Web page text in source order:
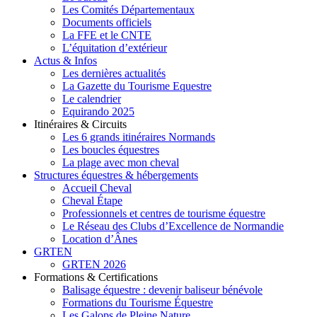
Les Comités Départementaux
Documents officiels
La FFE et le CNTE
L’équitation d’extérieur
Actus & Infos
Les dernières actualités
La Gazette du Tourisme Equestre
Le calendrier
Equirando 2025
Itinéraires & Circuits
Les 6 grands itinéraires Normands
Les boucles équestres
La plage avec mon cheval
Structures équestres & hébergements
Accueil Cheval
Cheval Étape
Professionnels et centres de tourisme équestre
Le Réseau des Clubs d’Excellence de Normandie
Location d’Ânes
GRTEN
GRTEN 2026
Formations & Certifications
Balisage équestre : devenir baliseur bénévole
Formations du Tourisme Équestre